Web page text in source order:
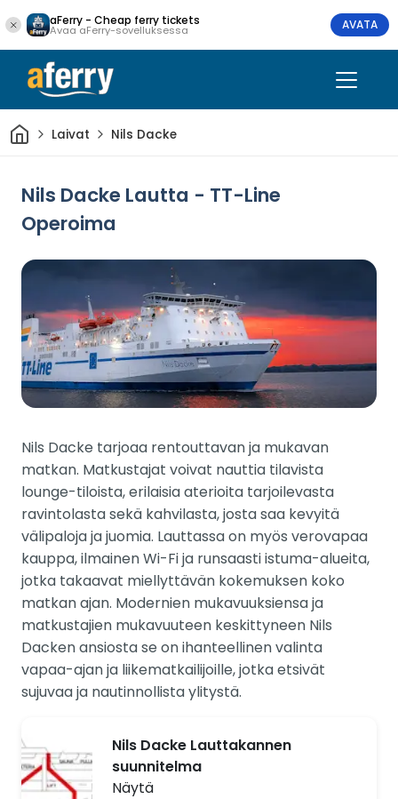
aFerry - Cheap ferry tickets
Avaa aFerry-sovelluksessa AVATA
KotiinLaivat Nils Dacke
Nils Dacke Lautta - TT-Line
Operoima
Nils Dacke tarjoaa rentouttavan ja mukavan
matkan. Matkustajat voivat nauttia tilavista
lounge-tiloista, erilaisia aterioita tarjoilevasta
ravintolasta sekä kahvilasta, josta saa kevyitä
välipaloja ja juomia. Lauttassa on myös verovapaa
kauppa, ilmainen Wi-Fi ja runsaasti istuma-alueita,
jotka takaavat miellyttävän kokemuksen koko
matkan ajan. Modernien mukavuuksiensa ja
matkustajien mukavuuteen keskittyneen Nils
Dacken ansiosta se on ihanteellinen valinta
vapaa-ajan ja liikematkailijoille, jotka etsivät
sujuvaa ja nautinnollista ylitystä.
Nils Dacke Lauttakannen
suunnitelma
Näytä